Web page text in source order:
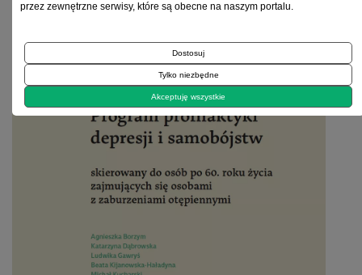
Aktualności
przez zewnętrzne serwisy, które są obecne na naszym portalu.
Dostosuj
Tylko niezbędne
Akceptuję wszystkie